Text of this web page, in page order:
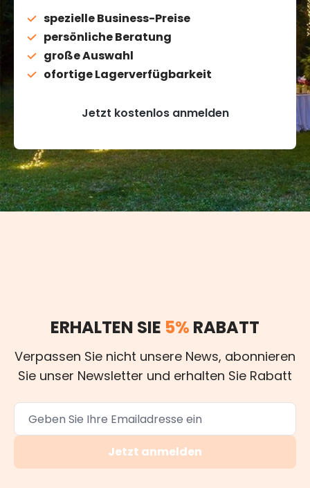
spezielle Business-Preise
persönliche Beratung
große Auswahl
ofortige Lagerverfügbarkeit
Jetzt kostenlos anmelden
ERHALTEN SIE 5% RABATT
Verpassen Sie nicht unsere News, abonnieren
Sie unser Newsletter und erhalten Sie Rabatt
Jetzt anmelden